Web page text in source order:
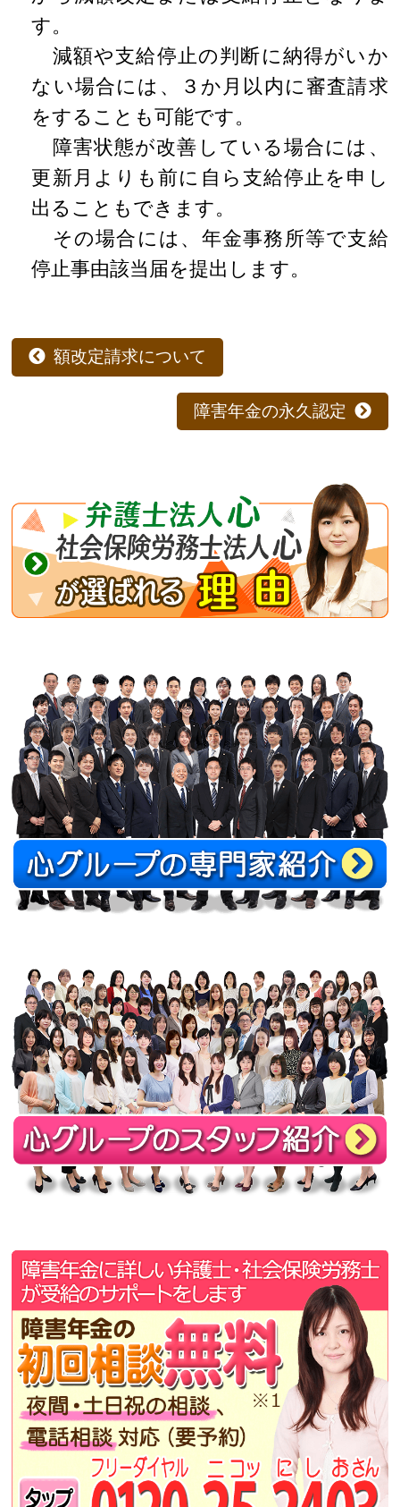
す。
減額や支給停止の判断に納得がいか
ない場合には、３か月以内に審査請求
をすることも可能です。
障害状態が改善している場合には、
更新月よりも前に自ら支給停止を申し
出ることもできます。
その場合には、年金事務所等で支給
停止事由該当届を提出します。
額改定請求について
障害年金の永久認定